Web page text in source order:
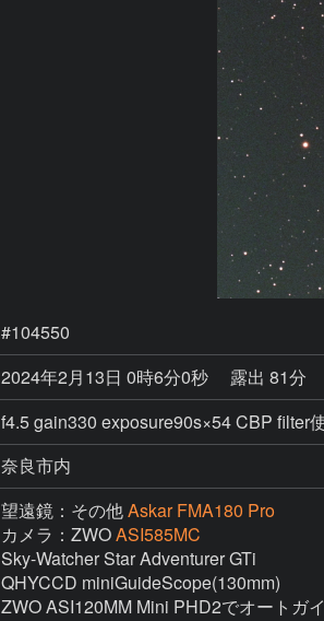
#104550
2024年2月13日 0時6分0秒
露出 81分
f4.5 gain330 exposure90s×54 CBP filter
奈良市内
望遠鏡：その他Askar FMA180 Pro
カメラ：ZWOASI585MC
Sky-Watcher Star Adventurer GTi
QHYCCD miniGuideScope(130mm)
ZWO ASI120MM Mini PHD2でオートガ